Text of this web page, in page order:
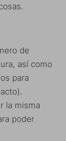
de
así como
para
la misma
poder